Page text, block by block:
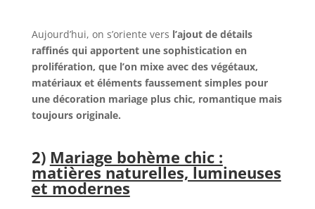
Aujourd’hui, on s’oriente vers l’ajout de détails
raffinés qui apportent une sophistication en
prolifération, que l’on mixe avec des végétaux,
matériaux et éléments faussement simples pour
une décoration mariage plus chic, romantique mais
toujours originale.
2) Mariage bohème chic :
matières naturelles, lumineuses
et modernes